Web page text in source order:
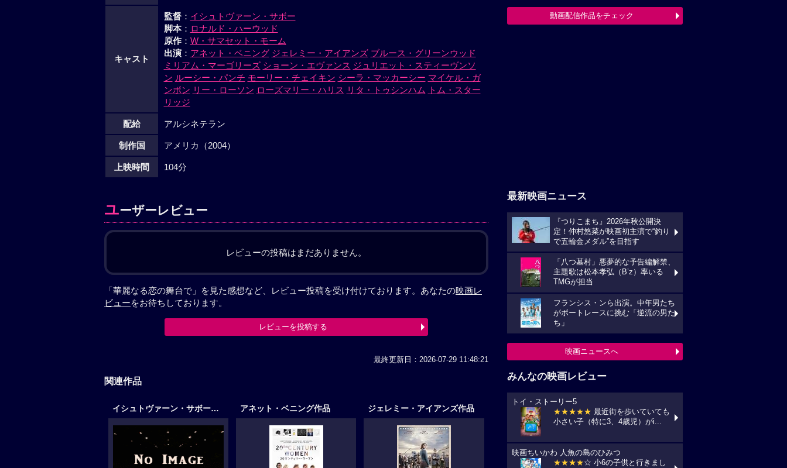
キャスト
監督： イシュトヴァーン・サボー
脚本： ロナルド・ハーウッド
原作： W・サマセット・モーム
出演： アネット・ベニング ジェレミー・アイアンズ ブルース・グリーンウッド
ミリアム・マーゴリーズ ショーン・エヴァンス ジュリエット・スティーヴンソ
ン ルーシー・パンチ モーリー・チェイキン シーラ・マッカーシー マイケル・ガ
ンボン リー・ローソン ローズマリー・ハリス リタ・トゥシンハム
トム・スター
リッジ
配給 アルシネテラン
制作国 アメリカ（2004）
上映時間 104分
ユーザーレビュー
レビューの投稿はまだありません。
「華麗なる恋の舞台で」を見た感想など、レビュー投稿を受け付けております。あなたの映画レ
ビューをお待ちしております。
レビューを投稿する
最終更新日：2026-07-29 11:48:21
関連作品
イシュトヴァーン・サボー作品 アネット・ベニング作品 ジェレミー・アイアンズ作品
動画配信作品をチェック
最新映画ニュース
『つりこまち』2026年秋公開決
定！仲村悠菜が映画初主演で“釣り
で五輪金メダル”を目指す
「八つ墓村」悪夢的な予告編解禁、
主題歌は松本孝弘（B’z）率いる
TMGが担当
フランシス・ンら出演。中年男たち
がボートレースに挑む「逆流の男た
ち」
映画ニュースへ
みんなの映画レビュー
トイ・ストーリー5
★★★★★ 最近街を歩いていても
小さい子（特に3、4歳児）がi...
映画ちいかわ 人魚の島のひみつ
★★★★☆ 小6の子供と行きまし